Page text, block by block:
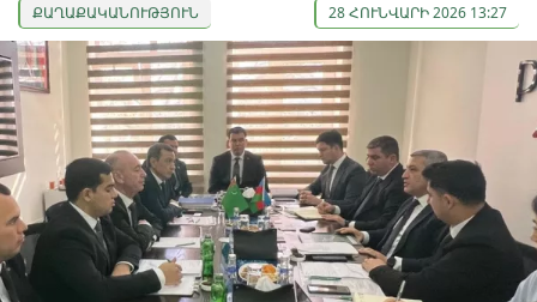
ՔԱՂԱՔԱԿԱՆՈՒԹՅՈՒՆ 28 ՀՈՒՆՎԱՐԻ 2026 13:27